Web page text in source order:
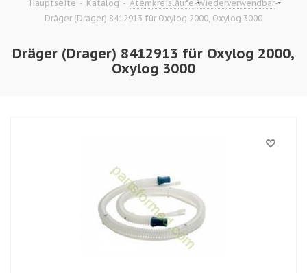
Hauptseite - Katalog - Atemkreisläufe-Wiederverwendbar-
Dräger (Drager) 8412913 für Oxylog 2000, Oxylog 3000
Dräger (Drager) 8412913 für Oxylog 2000,
Oxylog 3000